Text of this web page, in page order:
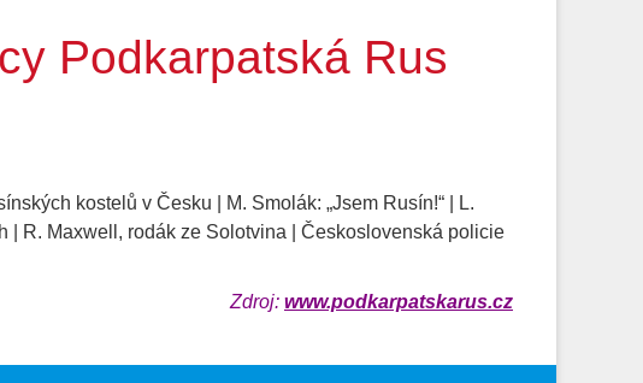
Podkarpatská Rus
kostelů v Česku | M. Smolák: „Jsem Rusín!“ | L.
| R. Maxwell, rodák ze Solotvina | Československá policie
Zdroj: www.podkarpatskarus.cz